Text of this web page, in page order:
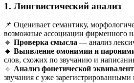
1. Лингвистический анализ
📌 Оценивает семантику,
возможные ассоциации фирменного
🔹 Проверка смысла — анализ
🔹 Выявление омонимии и
слов, схожих по звучанию и
🔹 Анализ фонетической
звучания с уже зарегистрированными